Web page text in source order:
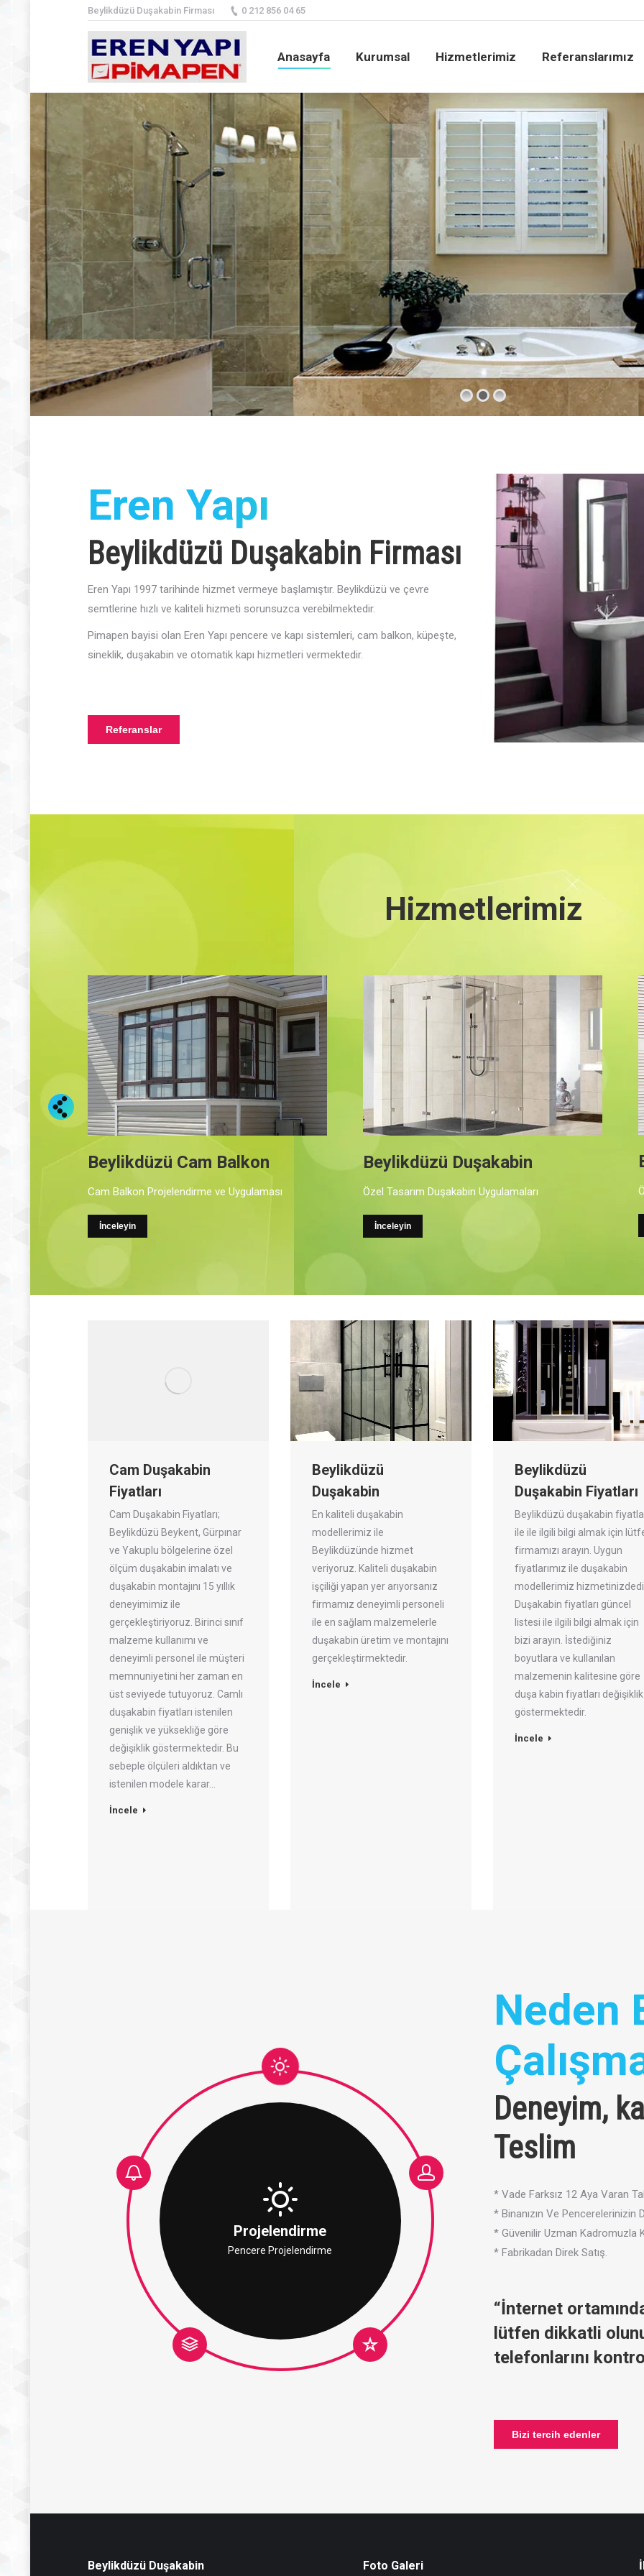
Beylikdüzü Duşakabin Firması 0 212 856 04 65
Anasayfa Kurumsal Hizmetlerimiz Referanslarımız
Eren Yapı
Beylikdüzü Duşakabin Firması
Eren Yapı 1997 tarihinde hizmet vermeye başlamıştır. Beylikdüzü ve çevre
semtlerine hızlı ve kaliteli hizmeti sorunsuzca verebilmektedir.
Pimapen bayisi olan Eren Yapı pencere ve kapı sistemleri, cam balkon, küpeşte,
sineklik, duşakabin ve otomatik kapı hizmetleri vermektedir.
Referanslar
Hizmetlerimiz
Beylikdüzü Duşakabin
Özel Tasarım Duşakabin Uygulamaları
İnceleyin
Beylikdüzü Sineklik
Özel Tasarım Sineklik Uygulamaları
İnceleyin
Cam Duşakabin
Fiyatları
Cam Duşakabin Fiyatları;
Beylikdüzü Beykent, Gürpınar
ve Yakuplu bölgelerine özel
ölçüm duşakabin imalatı ve
duşakabin montajını 15 yıllık
deneyimimiz ile
gerçekleştiriyoruz. Birinci sınıf
malzeme kullanımı ve
deneyimli personel ile müşteri
memnuniyetini her zaman en
üst seviyede tutuyoruz. Camlı
duşakabin fiyatları istenilen
genişlik ve yüksekliğe göre
değişiklik göstermektedir. Bu
sebeple ölçüleri aldıktan ve
istenilen modele karar…
İncele
Beylikdüzü
Duşakabin
En kaliteli duşakabin
modellerimiz ile
Beylikdüzünde hizmet
veriyoruz. Kaliteli duşakabin
işçiliği yapan yer arıyorsanız
firmamız deneyimli personeli
ile en sağlam malzemelerle
duşakabin üretim ve montajını
gerçekleştirmektedir.
İncele
Beylikdüzü
Duşakabin Fiyatları
Beylikdüzü duşakabin
ile ile ilgili bilgi almak için
firmamızı arayın. Uygun
fiyatlarımız ile duşakabin
modellerimiz
Duşakabin fiyatları güncel
listesi ile ilgili bilgi almak için
bizi arayın. İstediğiniz
boyutlara ve kullanılan
malzemenin kalitesine göre
duşa kabin fiyatları değişiklik
göstermektedir.
İncele
Projelendirme
Pencere Projelendirme
Neden
Deneyim,
Teslim
* Vade Farksız 12 Aya Varan
* Binanızın Ve Pencerelerinizin
* Güvenilir Uzman Kadromuzla
* Fabrikadan Direk Satış.
“İnternet
lütfen dikkatli
telefonlarını
Bizi tercih edenler
Beylikdüzü Duşakabin Foto Galeri